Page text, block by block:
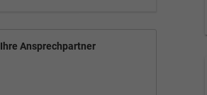
Ihre Ansprechpartner